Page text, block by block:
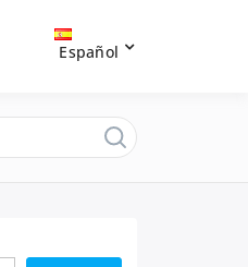
Español